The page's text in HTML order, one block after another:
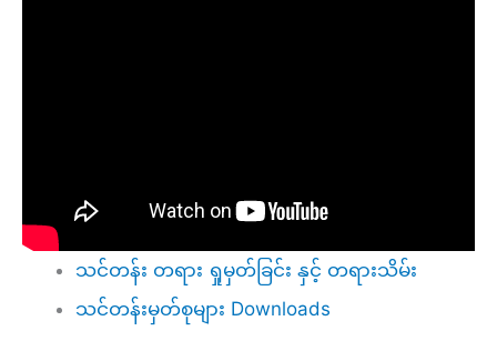
သင်တန်း တရား ရှုမှတ်ခြင်း နှင့် တရားသိမ်း
သင်တန်းမှတ်စုများ Downloads